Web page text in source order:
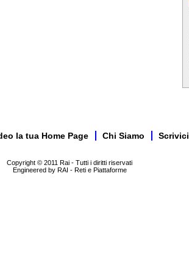
la tua Home Page Chi Siamo Scrivici
Copyright © 2011 Rai - Tutti i diritti riservati
Engineered by RAI - Reti e Piattaforme